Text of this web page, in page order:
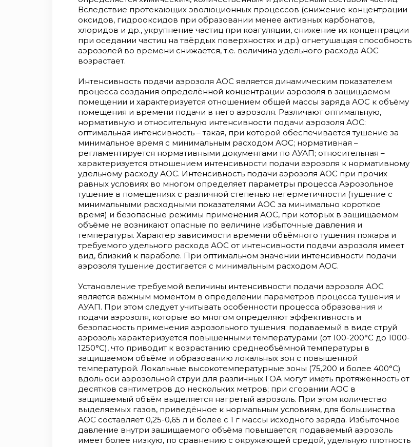
Вследствие протекающих эволюционных процессов (снижение концентрации
оксидов, гидрооксидов при образовании менее активных карбонатов,
хлоридов и др., укрупнение частиц при коагуляции, снижение их концентрации
при оседании частиц на твёрдых поверхностях и др.) огнетушащая способность
аэрозолей во времени снижается, т.е. величина удельного расхода АОС
возрастает.
Интенсивность подачи аэрозоля АОС является динамическим показателем
процесса создания определённой концентрации аэрозоля в защищаемом
помещении и характеризуется отношением общей массы заряда АОС к объёму
помещения и времени подачи в него аэрозоля. Различают оптимальную,
нормативную и относительную интенсивности подачи аэрозоля АОС:
оптимальная интенсивность – такая, при которой обеспечивается тушение за
минимальное время с минимальным расходом АОС; нормативная –
регламентируется нормативными документами по АУАП; относительная –
характеризуется отношением интенсивности подачи аэрозоля к нормативному
удельному расходу АОС. Интенсивность подачи аэрозоля АОС при прочих
равных условиях во многом определяет параметры процесса Аэрозольное
тушение в помещениях с различной степенью негерметичности (тушение с
минимальными расходными показателями АОС за минимально короткое
время) и безопасные режимы применения АОС, при которых в защищаемом
объёме не возникают опасные по величине избыточные давления и
температуры. Характер зависимости времени объёмного тушения пожара и
требуемого удельного расхода АОС от интенсивности подачи аэрозоля имеет
вид, близкий к параболе. При оптимальном значении интенсивности подачи
аэрозоля тушение достигается с минимальным расходом АОС.
Установление требуемой величины интенсивности подачи аэрозоля АОС
является важным моментом в определении параметров процесса тушения и
АУАП. При этом следует учитывать особенности процесса образования и
подачи аэрозоля, которые во многом определяют эффективность и
безопасность применения аэрозольного тушения: подаваемый в виде струй
аэрозоль характеризуется повышенными температурами (от 100-200°С до 1000-
1250°С), что приводит к возрастанию среднеобъёмной температуры в
защищаемом объёме и образованию локальных зон с повышенной
температурой. Локальные высокотемпературные зоны (75,200 и более 400°С)
вдоль оси аэрозольной струи для различных ГОА могут иметь протяжённость от
десятков сантиметров до нескольких метров; при сгорании АОС в
защищаемый объём выделяется нагретый аэрозоль. При этом количество
выделяемых газов, приведённое к нормальным условиям, для большинства
АОС составляет 0,25-0,65 л и более с 1 г массы исходного заряда. Избыточное
давление внутри защищаемого объёма повышается; подаваемый аэрозоль
имеет более низкую, по сравнению с окружающей средой, удельную плотность